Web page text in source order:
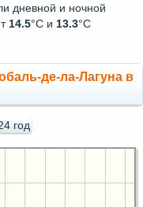
дневной и ночной
14.5°С и 13.3°С
де-ла-Лагуна в
год